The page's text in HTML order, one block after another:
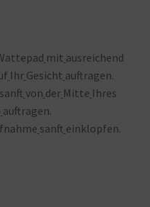
mit ausreichend
Ihr Gesicht auftragen.
sanft von der Mitte Ihres
auftragen.
sanft einklopfen.